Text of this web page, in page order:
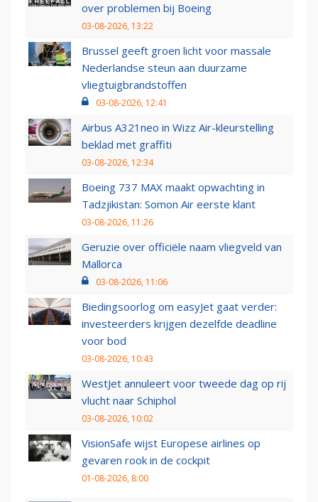
over problemen bij Boeing
03-08-2026, 13:22
Brussel geeft groen licht voor massale
Nederlandse steun aan duurzame
vliegtuigbrandstoffen
03-08-2026, 12:41
Airbus A321neo in Wizz Air-kleurstelling
beklad met graffiti
03-08-2026, 12:34
Boeing 737 MAX maakt opwachting in
Tadzjikistan: Somon Air eerste klant
03-08-2026, 11:26
Geruzie over officiële naam vliegveld van
Mallorca
03-08-2026, 11:06
Biedingsoorlog om easyJet gaat verder:
investeerders krijgen dezelfde deadline
voor bod
03-08-2026, 10:43
WestJet annuleert voor tweede dag op rij
vlucht naar Schiphol
03-08-2026, 10:02
VisionSafe wijst Europese airlines op
gevaren rook in de cockpit
01-08-2026, 8:00